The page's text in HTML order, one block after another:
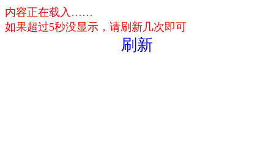
内容正在载入……
如果超过5秒没显示，请刷新几次即可
刷新